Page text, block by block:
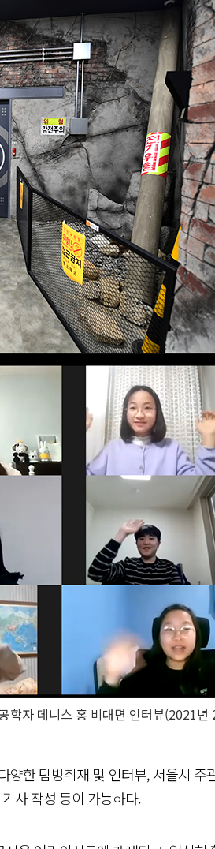
학자 데니스 홍 비대면 인터뷰(2021년
양한 탐방취재 및 인터뷰, 서울시 주
사 작성 등이 가능하다.